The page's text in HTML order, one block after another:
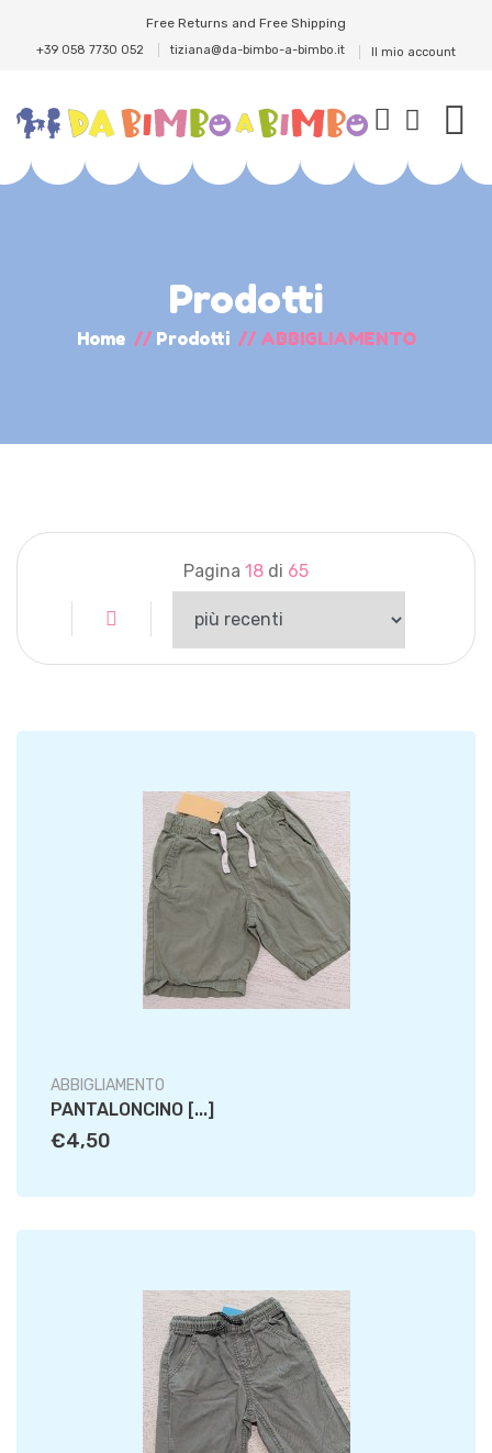
Free Returns and Free Shipping
+39 058 7730 052 tiziana@da-bimbo-a-bimbo.it Il mio account
Prodotti
Home // Prodotti // ABBIGLIAMENTO
Pagina 18 di 65
ABBIGLIAMENTO
PANTALONCINO [...]
€4,50